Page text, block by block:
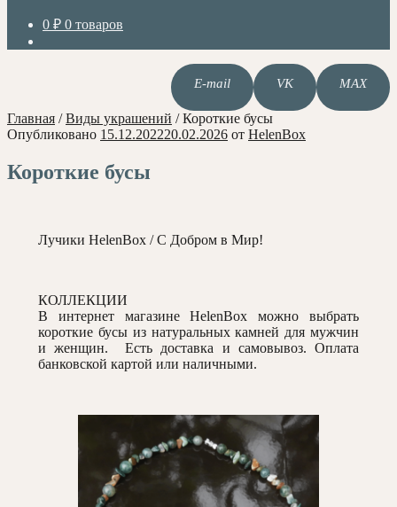
0 ₽ 0 товаров
E-mail VK MAX
Главная /Виды украшений /Короткие бусы
Опубликовано 15.12.202220.02.2026 от HelenBox
Короткие бусы
Лучики HelenBox / С Добром в Мир!
КОЛЛЕКЦИИ
В интернет магазине HelenBox можно выбрать
короткие бусы из натуральных камней для мужчин
и женщин. Есть доставка и самовывоз. Оплата
банковской картой или наличными.